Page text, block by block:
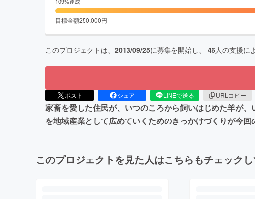
目標金額250,000円
このプロジェクトは、 2013/09/25に募集を開始し、 46人の支援に
ポスト シェア LINEで送る URLコピー
家畜を愛した住民が、いつのころから飼いはじめた羊が
を地域産業として広めていくためのきっかけづくりが今回
このプロジェクトを見た人はこちらもチェック